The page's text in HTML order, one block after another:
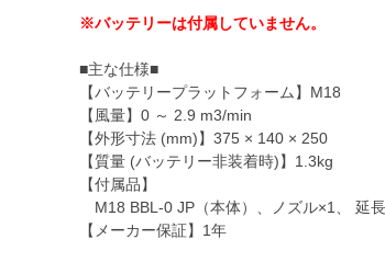
※バッテリーは付属していません。
■主な仕様■
【バッテリープラットフォーム】M18
【風量】0 ～ 2.9 m3/min
【外形寸法 (mm)】375 × 140 × 250
【質量 (バッテリー非装着時)】1.3kg
【付属品】
M18 BBL-0 JP（本体）、ノズル×1、 延
【メーカー保証】1年